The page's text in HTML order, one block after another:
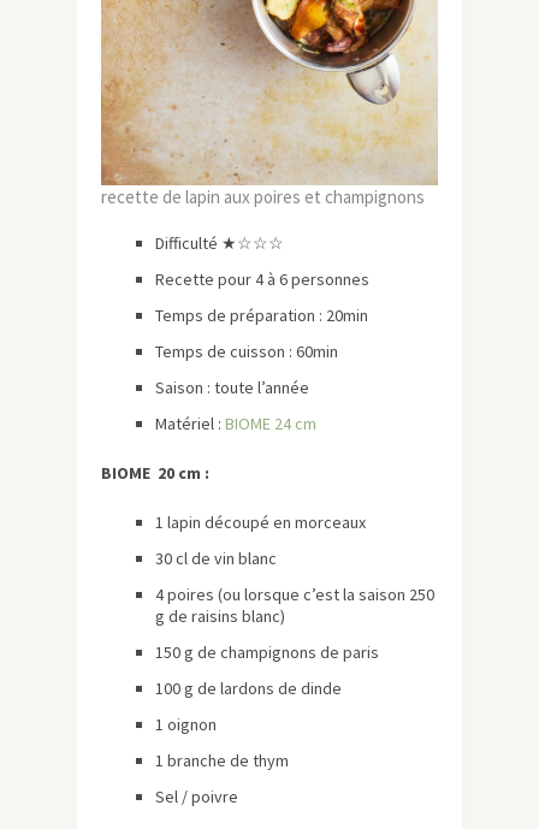
recette de lapin aux poires et champignons
Difficulté ★☆☆☆
Recette pour 4 à 6 personnes
Temps de préparation : 20min
Temps de cuisson : 60min
Saison : toute l’année
Matériel : BIOME 24 cm
BIOME 20 cm :
1 lapin découpé en morceaux
30 cl de vin blanc
4 poires (ou lorsque c’est la saison 250
g de raisins blanc)
150 g de champignons de paris
100 g de lardons de dinde
1 oignon
1 branche de thym
Sel / poivre